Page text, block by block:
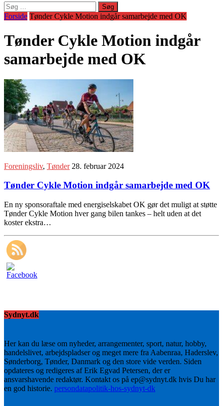
Søg
efter:
Forside Tønder Cykle Motion indgår samarbejde med OK
Tønder Cykle Motion indgår
samarbejde med OK
Foreningsliv, Tønder 28. februar 2024
Tønder Cykle Motion indgår samarbejde med OK
En ny sponsoraftale med energiselskabet OK gør det muligt at støtte
Tønder Cykle Motion hver gang bilen tankes – helt uden at det
koster ekstra…
Sydnyt.dk
Her kan du læse om nyheder, arrangementer, sport, natur, hobby,
handelslivet, arbejdspladser og meget mere fra Aabenraa, Haderslev,
Sønderborg, Tønder, Danmark og den store vide verden. Siden
opdateres og redigeres af Erik Egvad Petersen, der er
ansvarshavende redaktør. Kontakt os på ep@sydnyt.dk hvis Du har
en god historie. persondatapolitik-hos-sydnyt-dk